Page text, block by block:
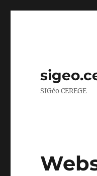
SIGéo CEREGE